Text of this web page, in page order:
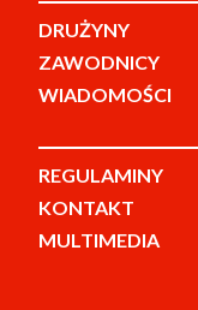
DRUŻYNY
ZAWODNICY
WIADOMOŚCI
REGULAMINY
KONTAKT
MULTIMEDIA